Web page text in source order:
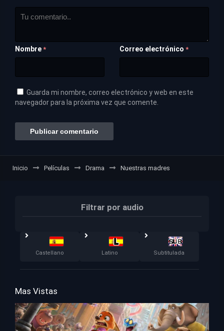
Nombre * Correo electrónico *
Guarda mi nombre, correo electrónico y web en este
navegador para la próxima vez que comente.
Inicio Películas Drama Nuestras madres
Filtrar por audio
Castellano Latino Subtitulada
Mas Vistas